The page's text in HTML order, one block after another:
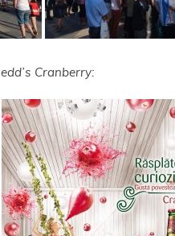
Cranberry: